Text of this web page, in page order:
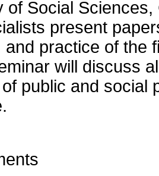
of Social
present
and practice of the
will discuss
public and social